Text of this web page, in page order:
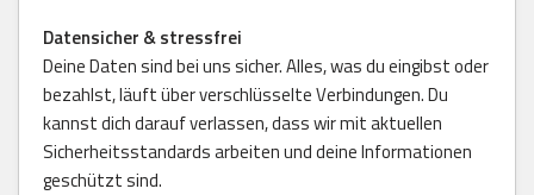
Datensicher & stressfrei
Deine Daten sind bei uns sicher. Alles, was du eingibst oder
bezahlst, läuft über verschlüsselte Verbindungen. Du
kannst dich darauf verlassen, dass wir mit aktuellen
Sicherheitsstandards arbeiten und deine Informationen
geschützt sind.